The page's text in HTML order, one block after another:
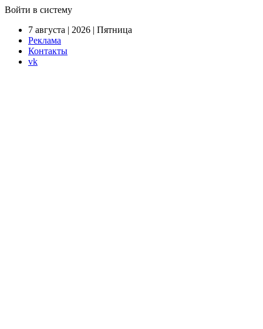
Войти в систему
7 августа | 2026 | Пятница
Реклама
Контакты
vk